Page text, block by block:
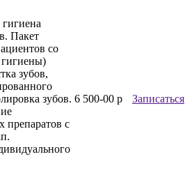
Пакет
со
зубов,
зубов.
препаратов с
6 500-00 р Записаться